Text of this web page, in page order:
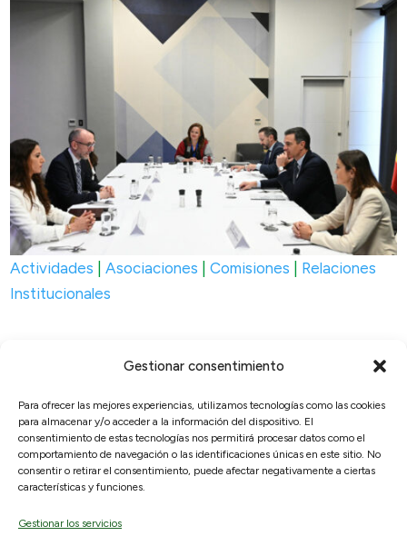
Gestionar consentimiento
Para ofrecer las mejores experiencias, utilizamos tecnologías como las cookies
para almacenar y/o acceder a la información del dispositivo. El
consentimiento de estas tecnologías nos permitirá procesar datos como el
comportamiento de navegación o las identificaciones únicas en este sitio. No
consentir o retirar el consentimiento, puede afectar negativamente a ciertas
características y funciones.
Gestionar los servicios
Actividades |Asociaciones |Comisiones
Relaciones
Institucionales
© 2026, RAICEX, Madrid, España.
Enlaces útiles